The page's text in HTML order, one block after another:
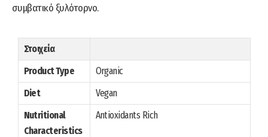
συμβατικό ξυλότορνο.
Στοιχεία
Product Type
Organic
Diet
Vegan
Nutritional
Characteristics
Antioxidants Rich